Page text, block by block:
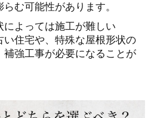
らむ可能性があります。
によっては施工が難しい
い住宅や、特殊な屋根形状の
補強工事が必要になることが